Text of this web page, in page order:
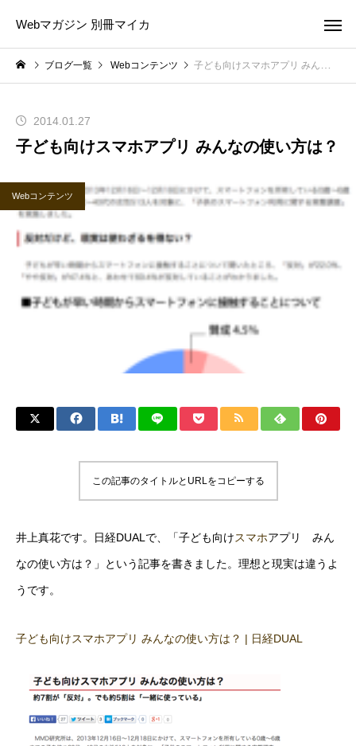
Webマガジン 別冊マイカ
ブログ一覧 Webコンテンツ 子ども向けスマホアプリ みんなの使い方は？
2014.01.27
子ども向けスマホアプリ みんなの使い方は？
Webコンテンツ
この記事のタイトルとURLをコピーする
井上真花です。日経DUALで、「子ども向けスマホアプリ みん
なの使い方は？」という記事を書きました。理想と現実は違うよ
うです。
子ども向けスマホアプリ みんなの使い方は？ | 日経DUAL